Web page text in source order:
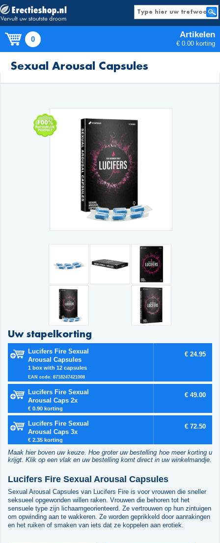
0 Artikelen
€ 0.00 korting
Producten
Sexual Arousal Capsules
Uw stapelkorting
Lucifers Fire Sexual
Arousal Capsules
1 box with 12 capsules
EAN code: 8718247421008
€ 24.95
Lucifers Fire Sexual
Arousal Caps 2x
€ 0.90 korting
€ 49.00
Lucifers Fire Sexual
Arousal Caps 3x
€ 2.35 korting
€ 72.50
Maak hier boven uw keuze. Hoe groter uw bestelling hoe meer korting u
krijgt. Klik op een vlak en uw bestelling komt direct in uw winkelmandje.
Lucifers Fire Sexual Arousal Capsules
Sexual Arousal Capsules van Lucifers Fire is voor vrouwen die sneller
seksueel opgewonden willen raken. Vrouwen die behoren tot het
sensuele type zijn lichaamgeorienteerd. Ze vertrouwen op hun zintuigen
om opwinding aan te wakkeren. Ze worden geprikkeld door aanrakingen
en het ruiken of smaken van iets dat ze koppelen aan erotiek.